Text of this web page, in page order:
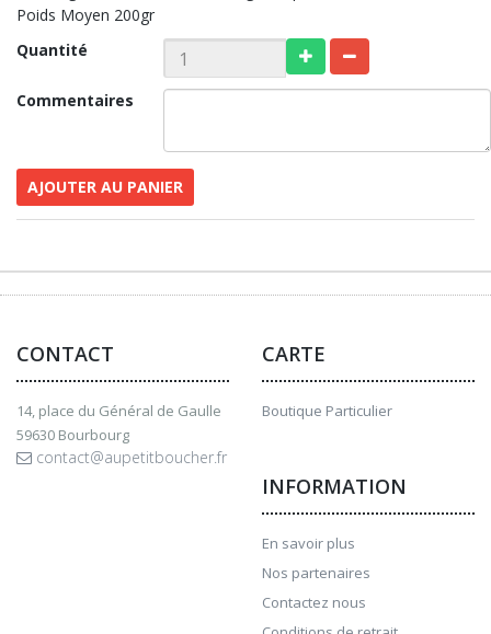
Poids Moyen 200gr
Quantité
Commentaires
AJOUTER AU PANIER
CONTACT
14, place du Général de Gaulle
59630 Bourbourg
contact@aupetitboucher.fr
CARTE
Boutique Particulier
INFORMATION
En savoir plus
Nos partenaires
Contactez nous